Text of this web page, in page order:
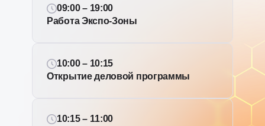
09:00 – 19:00
Работа Экспо-Зоны
10:00 – 10:15
Открытие деловой программы
10:15 – 11:00